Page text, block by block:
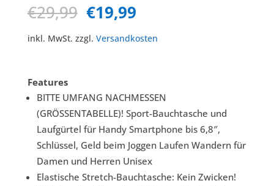
€29,99 Ursprünglicher
Preis
war:
€19,99Aktueller
ist:
inkl. MwSt. zzgl. Versandkosten
Features
BITTE UMFANG NACHMESSEN
(GRÖSSENTABELLE)! Sport-Bauchtasche und
Laufgürtel für Handy Smartphone bis 6,8″,
Schlüssel, Geld beim Joggen Laufen Wandern für
Damen und Herren Unisex
Elastische Stretch-Bauchtasche: Kein Zwicken!